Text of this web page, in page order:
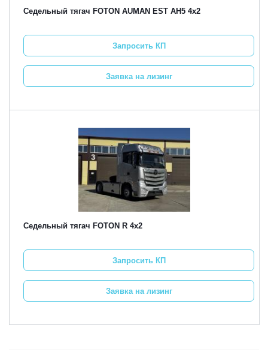
Седельный тягач FOTON AUMAN EST AH5 4х2
Запросить КП
Заявка на лизинг
Седельный тягач FOTON R 4х2
Запросить КП
Заявка на лизинг